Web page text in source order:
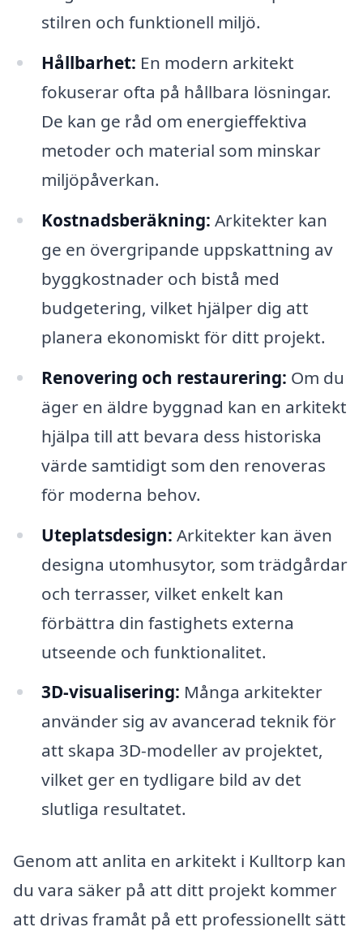
stilren och funktionell miljö.
Hållbarhet: En modern arkitekt
fokuserar ofta på hållbara lösningar.
De kan ge råd om energieffektiva
metoder och material som minskar
miljöpåverkan.
Kostnadsberäkning: Arkitekter kan
ge en övergripande uppskattning av
byggkostnader och bistå med
budgetering, vilket hjälper dig att
planera ekonomiskt för ditt projekt.
Renovering och restaurering: Om du
äger en äldre byggnad kan en arkitekt
hjälpa till att bevara dess historiska
värde samtidigt som den renoveras
för moderna behov.
Uteplatsdesign: Arkitekter kan även
designa utomhusytor, som trädgårdar
och terrasser, vilket enkelt kan
förbättra din fastighets externa
utseende och funktionalitet.
3D-visualisering: Många arkitekter
använder sig av avancerad teknik för
att skapa 3D-modeller av projektet,
vilket ger en tydligare bild av det
slutliga resultatet.
Genom att anlita en arkitekt i Kulltorp kan
du vara säker på att ditt projekt kommer
att drivas framåt på ett professionellt sätt